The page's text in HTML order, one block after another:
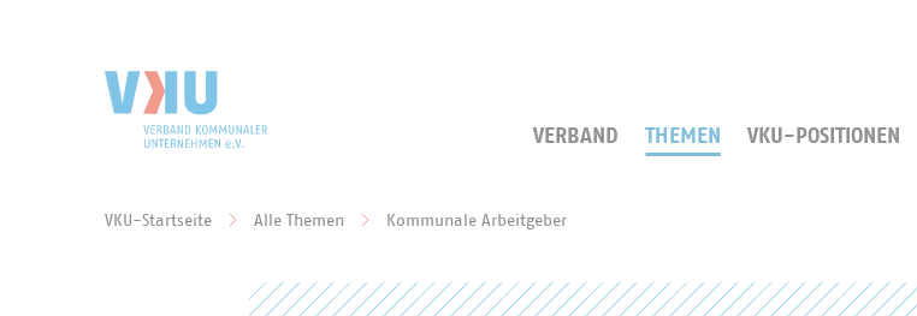
VERBAND THEMEN VKU-POSITIONEN
VKU-Startseite Alle Themen Kommunale Arbeitgeber